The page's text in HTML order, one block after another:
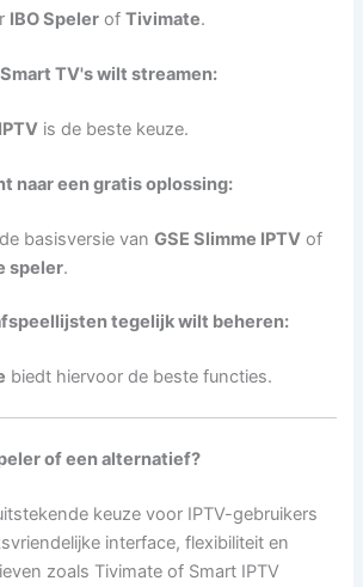
IBO Speler ofTivimate.
TV's wilt streamen:
is de beste keuze.
naar een gratis oplossing:
basisversie vanGSE Slimme IPTV of
speler.
tegelijk wilt beheren:
biedt hiervoor de beste functies.
of een alternatief?
keuze voor IPTV-gebruikers
interface, flexibiliteit en
zoals Tivimate of Smart IPTV